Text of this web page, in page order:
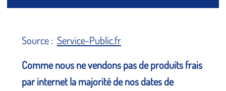
Source :Service-Public.fr
Comme nous ne vendons pas de produits frais
par internet la majorité de nos dates de